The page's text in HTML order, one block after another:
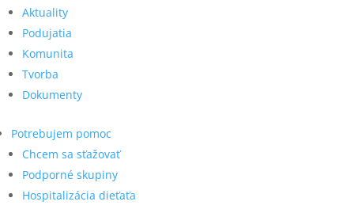
Aktuality
Podujatia
Komunita
Tvorba
Dokumenty
Potrebujem pomoc
Chcem sa sťažovať
Podporné skupiny
Hospitalizácia dieťaťa